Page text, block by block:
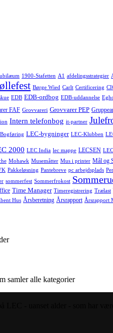
1900-Stafetten A1 afdelingsstrategier
Børge Wied Carlt Certificering
EDB EDB-ordbog EDB-uddannelse
FAF Grovvareri Grovvarer PEP
Intern telefonbog it-partner
LEC-bygninger LEC-Klubben
2000 LEC India lec mappe LECSEN
Mohawk Musemåtter Mus i printer Mål og
Pakkeløsning Pantebreve pc arbejdsplads
sommerfest Sommerfrokost
Time Manager Timeregistrering Trælast
Hus Årsberetning Årsrapport Årsrapport
samler alle kategorier